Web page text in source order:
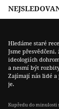
Hledáme staré
Jsme
ideologiích
a nesmí být
Zajímají nás lidé
je.
Kupředu do minulosti